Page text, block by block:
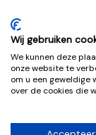
Download nu
Wij gebruiken
We kunnen deze
onze website te
om u een
over de cookies die